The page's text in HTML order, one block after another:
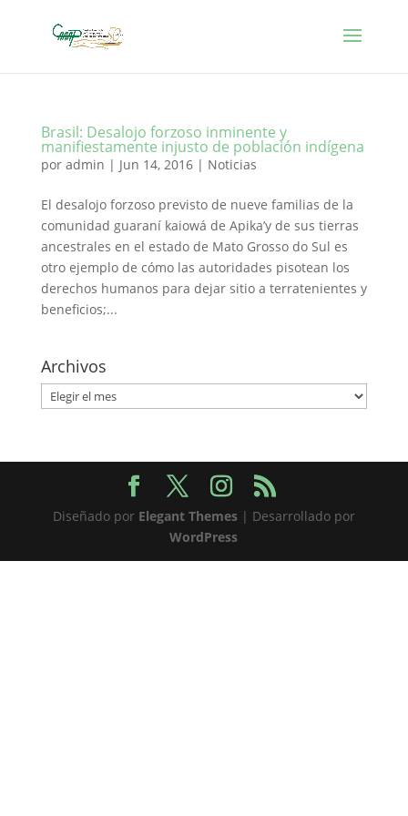
Brasil: Desalojo forzoso inminente y
manifiestamente injusto de población indígena
por admin | Jun 14, 2016| Noticias
El desalojo forzoso previsto de nueve familias de la
comunidad guaraní kaiowá de Apika’y de sus tierras
ancestrales en el estado de Mato Grosso do Sul es
otro ejemplo de cómo las autoridades pisotean los
derechos humanos para dejar sitio a terratenientes y
beneficios;...
Archivos
Archivos
Diseñado por Elegant Themes| Desarrollado por
WordPress